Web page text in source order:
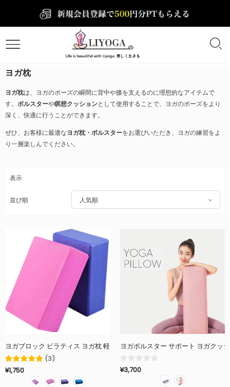
ヨガ枕
ヨガ枕は、ヨガのポーズの瞬間に背中や膝を支えるのに理想的なアイテムで
す。 ボルスターや瞑想クッションとして使用することで、ヨガのポーズをより
深く、快適に行うことができます。
ぜひ、お客様に最適なヨガ枕・ボルスターをお選びいただき、ヨガの練習をよ
り一層楽しんでください。
表示
並び順 人気順
ヨガブロック ピラティス ヨガ枕 軽量 フィットネス エクササイズ ヨガグ
(3)
¥1,750
¥3,700